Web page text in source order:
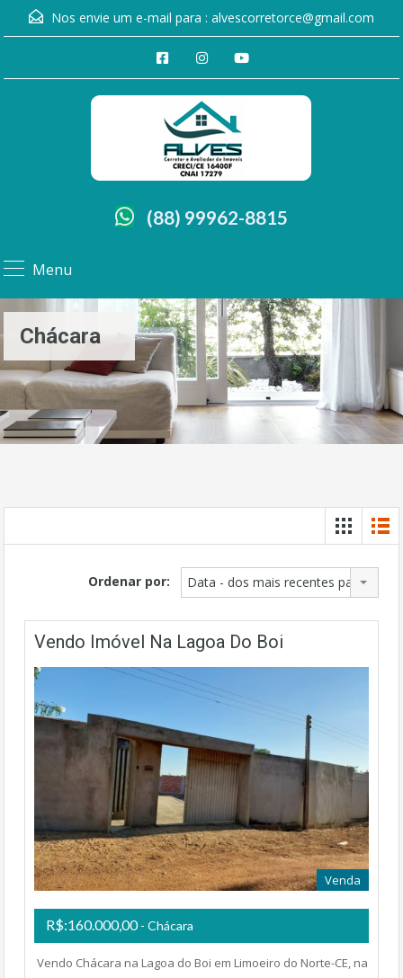
Nos envie um e-mail para : alvescorretorce@gmail.com
(88) 99962-8815
Menu
Chácara
Ordenar por: Data - dos mais recentes para os
Vendo Imóvel Na Lagoa Do Boi
Venda
R$:160.000,00- Chácara
Vendo Chácara na Lagoa do Boi em Limoeiro do Norte-CE, na